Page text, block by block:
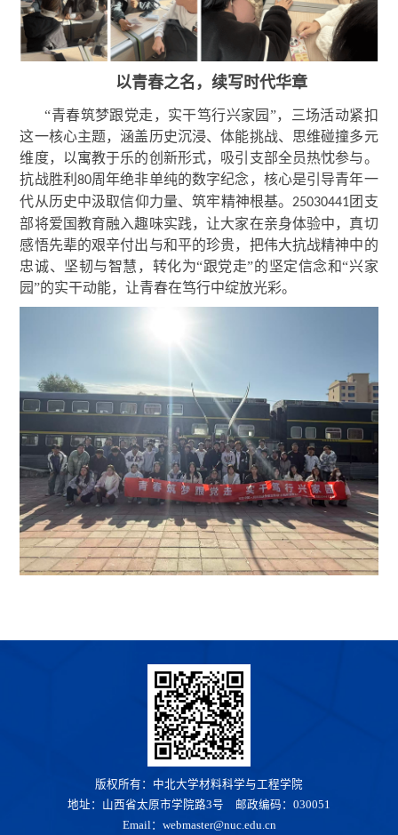
以青春之名，续写时代华章
“青春筑梦跟党走，实干笃行兴家园”，三场活动紧扣
这一核心主题，涵盖历史沉浸、体能挑战、思维碰撞多元
维度，以寓教于乐的创新形式，吸引支部全员热忱参与。
抗战胜利 80周年绝非单纯的数字纪念，核心是引导青年一
代从历史中汲取信仰力量、筑牢精神根基。 25030441团支
部将爱国教育融入趣味实践，让大家在亲身体验中，真切
感悟先辈的艰辛付出与和平的珍贵，把伟大抗战精神中的
忠诚、坚韧与智慧，转化为“跟党走”的坚定信念和“兴家
园”的实干动能，让青春在笃行中绽放光彩。
版权所有：中北大学材料科学与工程学院
地址：山西省太原市学院路3号 邮政编码：030051
Email：webmaster@nuc.edu.cn